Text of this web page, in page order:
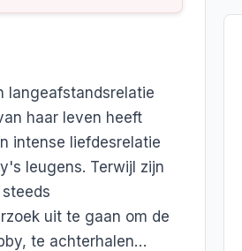
langeafstandsrelatie
haar leven heeft
intense liefdesrelatie
leugens. Terwijl zijn
uit te gaan om de
te achterhalen…